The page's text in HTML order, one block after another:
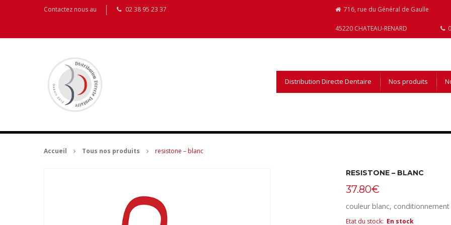
Contactez nous au 02 38 95 23 37 716, rue du Général de Gaulle
45220 CHATEAU-RENARD
Distribution Directe Dentaire Nos produits
Accueil Tous nos produits resistone – blanc
RESISTONE – BLANC
37.80€
couleur blanc, conditionnement
Etat du stock: En stock